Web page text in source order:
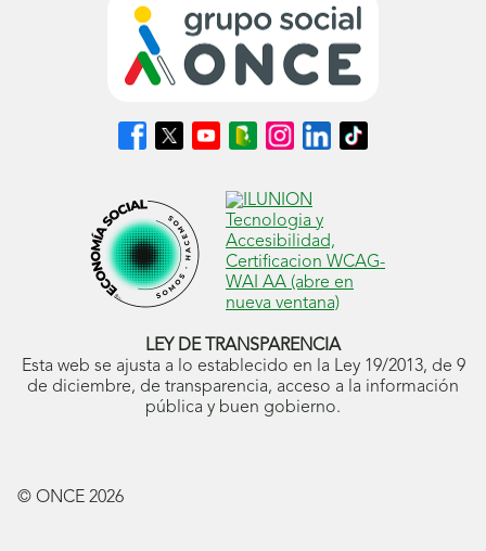
Síguenos
en
abrirá
en
ventana
nueva)
Síguenos
en
abrirá
en
ventana
nueva)
Síguenos
en
abrirá
en
ventana
nueva)
Síguenos
en
Blog
ONCE
(se
abrirá
en
ventana
nueva)
Síguenos
en
(se
abrirá
en
ventana
nueva)
Síguenos
en
(se
abrirá
en
ventana
nueva)
Síguenos
en
ventana
nueva)
LEY DE TRANSPARENCIA
Esta web se ajusta a lo establecido en la Ley 19/2013, de 9
de diciembre, de transparencia, acceso a la información
pública y buen gobierno.
© ONCE 2026